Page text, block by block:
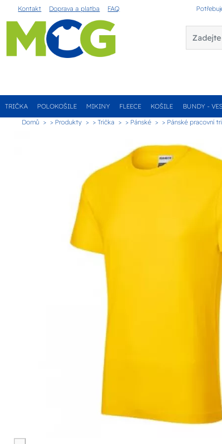
Kontakt Doprava a platba FAQ
TRIČKA POLOKOŠILE MIKINY FLEECE KOŠILE BUNDY -
Domů > Produkty > Trička > Pánské > Pánské pracovní